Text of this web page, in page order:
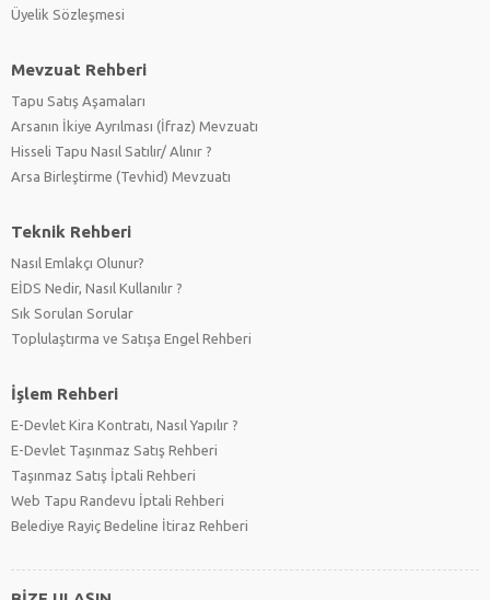
Üyelik Sözleşmesi
Mevzuat Rehberi
Tapu Satış Aşamaları
Arsanın İkiye Ayrılması (İfraz) Mevzuatı
Hisseli Tapu Nasıl Satılır/ Alınır ?
Arsa Birleştirme (Tevhid) Mevzuatı
Teknik Rehberi
Nasıl Emlakçı Olunur?
EİDS Nedir, Nasıl Kullanılır ?
Sık Sorulan Sorular
Toplulaştırma ve Satışa Engel Rehberi
İşlem Rehberi
E-Devlet Kira Kontratı, Nasıl Yapılır ?
E-Devlet Taşınmaz Satış Rehberi
Taşınmaz Satış İptali Rehberi
Web Tapu Randevu İptali Rehberi
Belediye Rayiç Bedeline İtiraz Rehberi